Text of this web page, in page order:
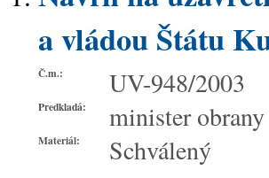
a vládou Štátu
Č.m.: UV-948/2003
Predkladá: minister obrany
Materiál: Schválený